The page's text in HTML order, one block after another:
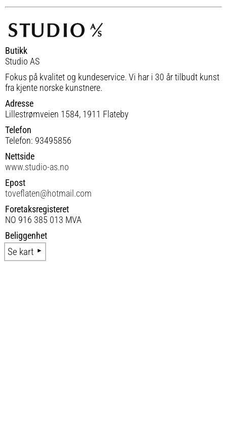
Butikk
Studio AS
Fokus på kvalitet og kundeservice. Vi har i 30 år tilbudt kunst
fra kjente norske kunstnere.
Adresse
Lillestrømveien 1584, 1911 Flateby
Telefon
Telefon: 93495856
Nettside
www.studio-as.no
Epost
toveflaten@hotmail.com
Foretaksregisteret
NO 916 385 013 MVA
Beliggenhet
Se kart